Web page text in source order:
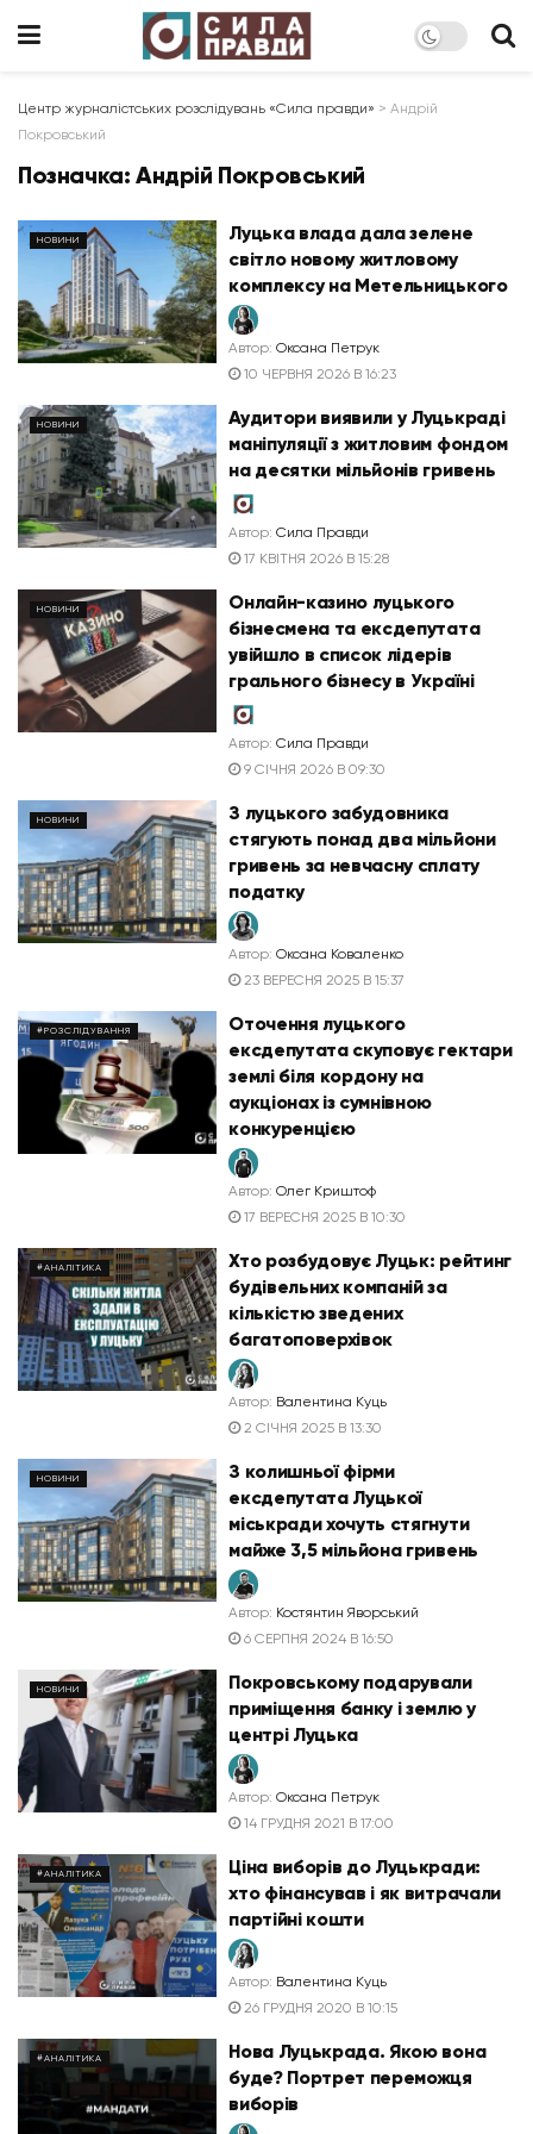
Центр журналістських розслідувань «Сила правди» > Андрій
Покровський
Позначка: Андрій Покровський
НОВИНИ
Луцька влада дала зелене
світло новому житловому
комплексу на Метельницького
Автор: Оксана Петрук
10 ЧЕРВНЯ 2026 В 16:23
НОВИНИ
Аудитори виявили у Луцькраді
маніпуляції з житловим фондом
на десятки мільйонів гривень
Автор: Сила Правди
17 КВІТНЯ 2026 В 15:28
НОВИНИ
Онлайн-казино луцького
бізнесмена та ексдепутата
увійшло в список лідерів
грального бізнесу в Україні
Автор: Сила Правди
9 СІЧНЯ 2026 В 09:30
НОВИНИ
З луцького забудовника
стягують понад два мільйони
гривень за невчасну сплату
податку
Автор: Оксана Коваленко
23 ВЕРЕСНЯ 2025 В 15:37
#РОЗСЛІДУВАННЯ
Оточення луцького
ексдепутата скуповує гектари
землі біля кордону на
аукціонах із сумнівною
конкуренцією
Автор: Олег Криштоф
17 ВЕРЕСНЯ 2025 В 10:30
#АНАЛІТИКА
Хто розбудовує Луцьк: рейтинг
будівельних компаній за
кількістю зведених
багатоповерхівок
Автор: Валентина Куць
2 СІЧНЯ 2025 В 13:30
НОВИНИ
З колишньої фірми
ексдепутата Луцької
міськради хочуть стягнути
майже 3,5 мільйона гривень
Автор: Костянтин Яворський
6 СЕРПНЯ 2024 В 16:50
НОВИНИ
Покровському подарували
приміщення банку і землю у
центрі Луцька
Автор: Оксана Петрук
14 ГРУДНЯ 2021 В 17:00
#АНАЛІТИКА
Ціна виборів до Луцькради:
хто фінансував і як витрачали
партійні кошти
Автор: Валентина Куць
26 ГРУДНЯ 2020 В 10:15
#АНАЛІТИКА
Нова Луцькрада. Якою вона
буде? Портрет переможця
виборів